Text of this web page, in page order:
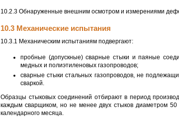
10.2.3 Обнаруженные внешним осмотром и измерениями
10.3 Механические испытания
10.3.1 Механическим испытаниям подвергают:
пробные (допускные) сварные стыки и паяные
медных и полиэтиленовых газопроводов;
сварные стыки стальных газопроводов, не
сваркой.
Образцы стыковых соединений отбирают в период
каждым сварщиком, но не менее двух стыков диаметром
календарного месяца.